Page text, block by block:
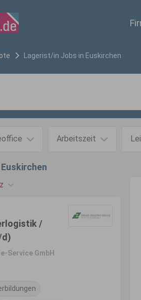
Lagerist/in Jobs in Euskirchen
Arbeitszeit
Euskirchen
/
d)
Service GmbH